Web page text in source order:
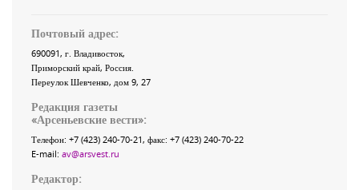
Почтовый адрес:
690091, г. Владивосток,
Приморский край, Россия
Переулок Шевченко, дом 9, 27
Редакция газеты
«Арсеньевские вести»:
Телефон: +7 (423) 240-70-21, факс: +7 (423) 240-70-22
E-mail: av@arsvest.ru
Редактор: